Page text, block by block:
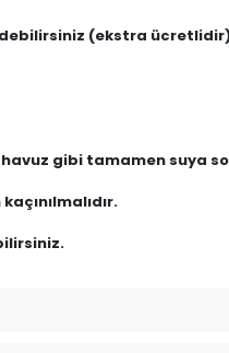
(ekstra
havuz gibi tamamen suya